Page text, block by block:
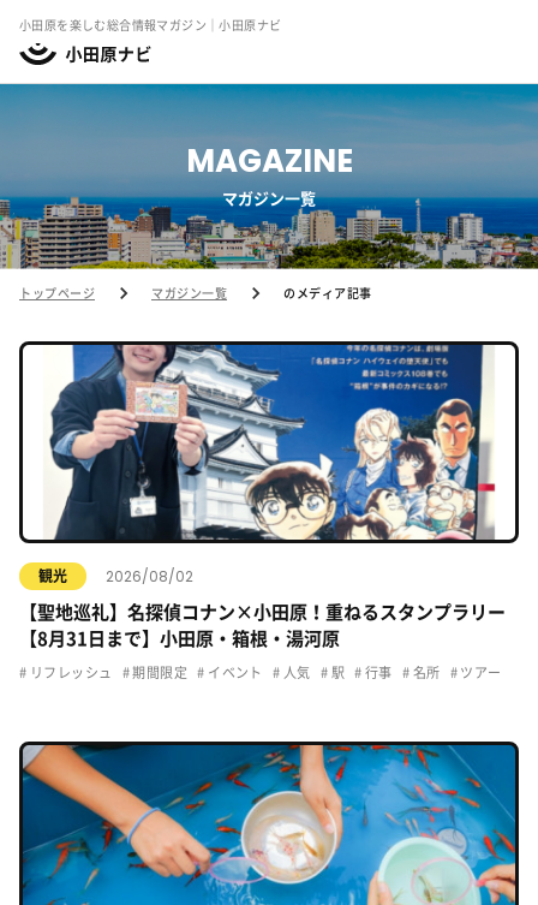
小田原を楽しむ総合情報マガジン｜小田原ナビ
MAGAZINE
マガジン一覧
トップページ マガジン一覧 のメディア記事
観光 2026/08/02
【聖地巡礼】名探偵コナン×小田原！重ねるスタンプラリー
【8月31日まで】小田原・箱根・湯河原
リフレッシュ 期間限定 イベント 人気 駅 行事 名所 ツアー